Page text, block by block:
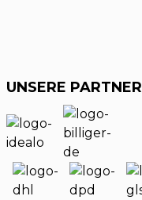
UNSERE PARTNER